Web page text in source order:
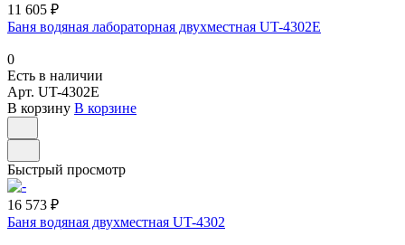
11 605 ₽
Баня водяная лабораторная двухместная UT-4302Е
0
Есть в наличии
Арт. UT-4302Е
В корзину В корзине
Быстрый просмотр
16 573 ₽
Баня водяная двухместная UT-4302